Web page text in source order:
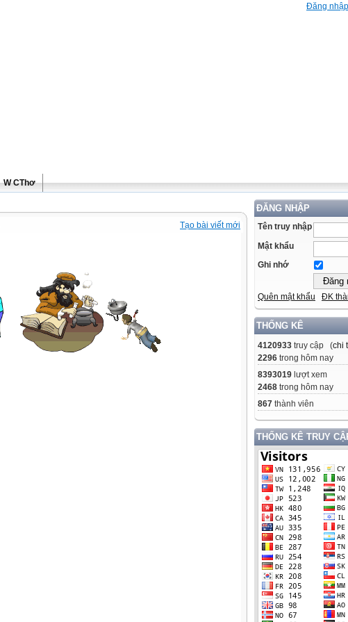
Đăng
W CThơ
ĐĂNG NHẬP
Tên truy nhập
Mật khẩu
Ghi nhớ
Quên mật khẩu ĐK
THỐNG KÊ
4120933 truy cập (chi
2296 trong hôm nay
8393019 lượt xem
2468 trong hôm nay
867 thành viên
THỐNG KÊ TRUY
Tạo bài viết mới